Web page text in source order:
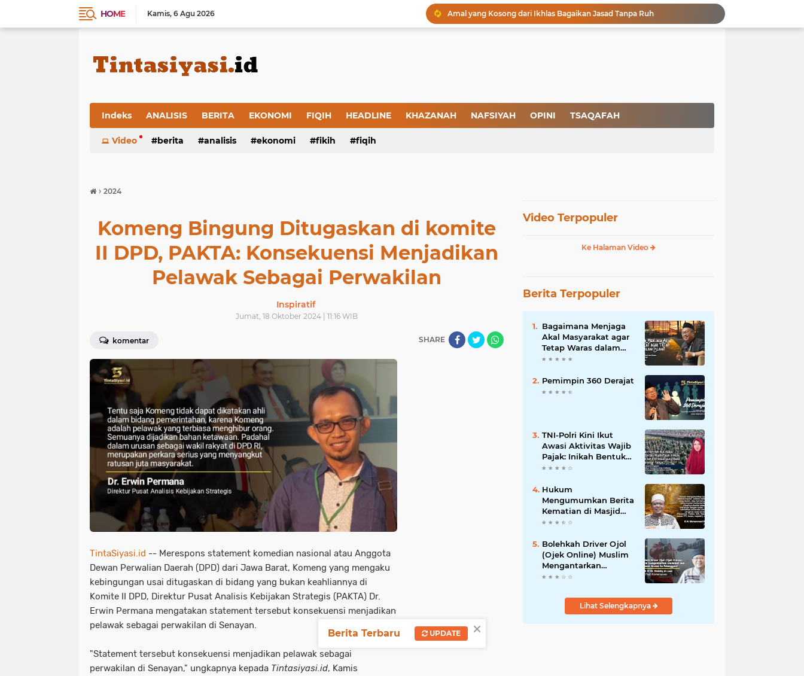
HOME Kamis 6 Agu 2026
Iman: Tanda-Tanda dan Keuntungannya
Menjaga Kemurnian Fitrah: Menolak Normalisasi L68T dalam Perspektif Islam yang Ideologis-Sufistik
Menjaga Hadis, Menjaga Peradaban
Indeks ANALISIS BERITA EKONOMI FIQIH HEADLINE KHAZANAH NAFSIYAH OPINI TSAQAFAH
Video berita analisis ekonomi fikih fiqih
› 2024
Komeng Bingung Ditugaskan di komite
II DPD, PAKTA: Konsekuensi Menjadikan
Pelawak Sebagai Perwakilan
Inspiratif
Jumat, 18 Oktober 2024 | 11:16 WIB
komentar SHARE
TintaSiyasi.id -- Merespons statement komedian nasional atau Anggota
Dewan Perwalian Daerah (DPD) dari Jawa Barat, Komeng yang mengaku
kebingungan usai ditugaskan di bidang yang bukan keahliannya di
Komite II DPD, Direktur Pusat Analisis Kebijakan Strategis (PAKTA) Dr.
Erwin Permana mengatakan statement tersebut konsekuensi menjadikan
pelawak sebagai perwakilan di Senayan.
"Statement tersebut konsekuensi menjadikan pelawak sebagai
perwakilan di Senayan," ungkapnya kepada Tintasiyasi.id, Kamis
Video Terpopuler
Ke Halaman Video
Berita Terpopuler
Bagaimana Menjaga
Akal Masyarakat agar
Tetap Waras dalam
Islam?
Pemimpin 360 Derajat
TNI-Polri Kini Ikut
Awasi Aktivitas Wajib
Pajak: Inikah Bentuk
Intimidasi yang Makin
Hukum
Mengumumkan Berita
Kematian di Masjid
dan Medsos
Bolehkah Driver Ojol
(Ojek Online) Muslim
Mengantarkan
Makanan dan
Pelanggan?
Lihat Selengkapnya
×
Berita Terbaru UPDATE